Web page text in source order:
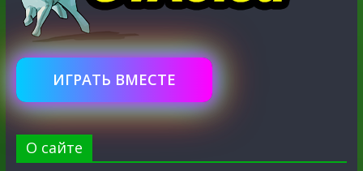
ИГРАТЬ ВМЕСТЕ
О сайте